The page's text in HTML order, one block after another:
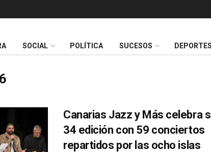
SOCIAL POLÍTICA SUCESOS DEPORTES
Canarias Jazz y Más celebra
34 edición con 59 conciertos
repartidos por las ocho islas